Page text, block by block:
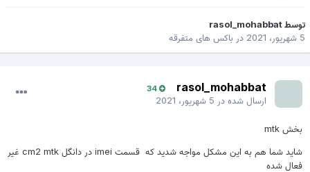
rasol_mohabbat
درباکس های متفرقه
rasol_mohabbat
34
ارسال شده در5 شهریور، 2021
بخش mtk
شاید شما هم به این مشکل مواجه شدید که قسمت imei در دانگل cm2 mtk غیر
فعال شده